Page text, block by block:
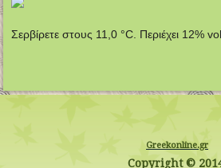
Σερβίρετε στους 11,0 °C. Περιέχει 12%
Greekonline.gr
Copyright ©